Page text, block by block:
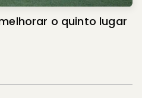
o quinto lugar